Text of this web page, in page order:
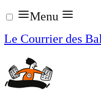
Aller
au
contenu
Menu
Le Courrier des